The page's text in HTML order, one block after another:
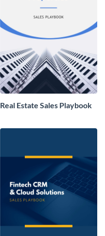
Real Estate Sales Playbook